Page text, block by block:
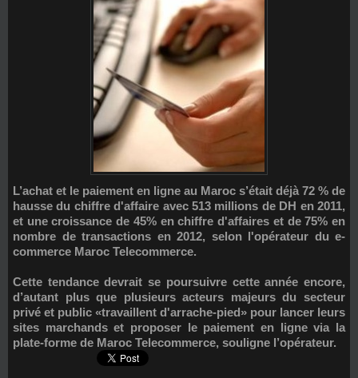
L’achat et le paiement en ligne au Maroc s’était déjà 72 % de
hausse du chiffre d'affaire avec 513 millions de DH en 2011,
et une croissance de 45% en chiffre d'affaires et de 75% en
nombre de transactions en 2012, selon l'opérateur du e-
commerce Maroc Telecommerce.
Cette tendance devrait se poursuivre cette année encore,
d’autant plus que plusieurs acteurs majeurs du secteur
privé et public «travaillent d'arrache-pied» pour lancer leurs
sites marchands et proposer le paiement en ligne via la
plate-forme de Maroc Telecommerce, souligne l’opérateur.